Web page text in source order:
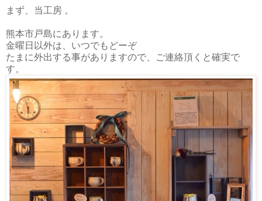
まず、当工房 。
熊本市戸島にあります。
金曜日以外は、いつでもどーぞ
たまに外出する事がありますので、ご連絡頂くと確実で
す。